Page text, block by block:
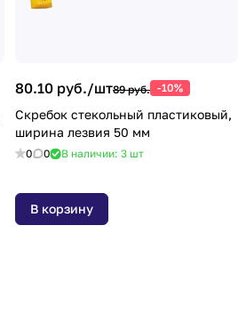
80.10 руб./шт89 руб. -10%
Скребок стекольный пластиковый,
ширина лезвия 50 мм
0 0 В наличии: 3 шт
В корзину